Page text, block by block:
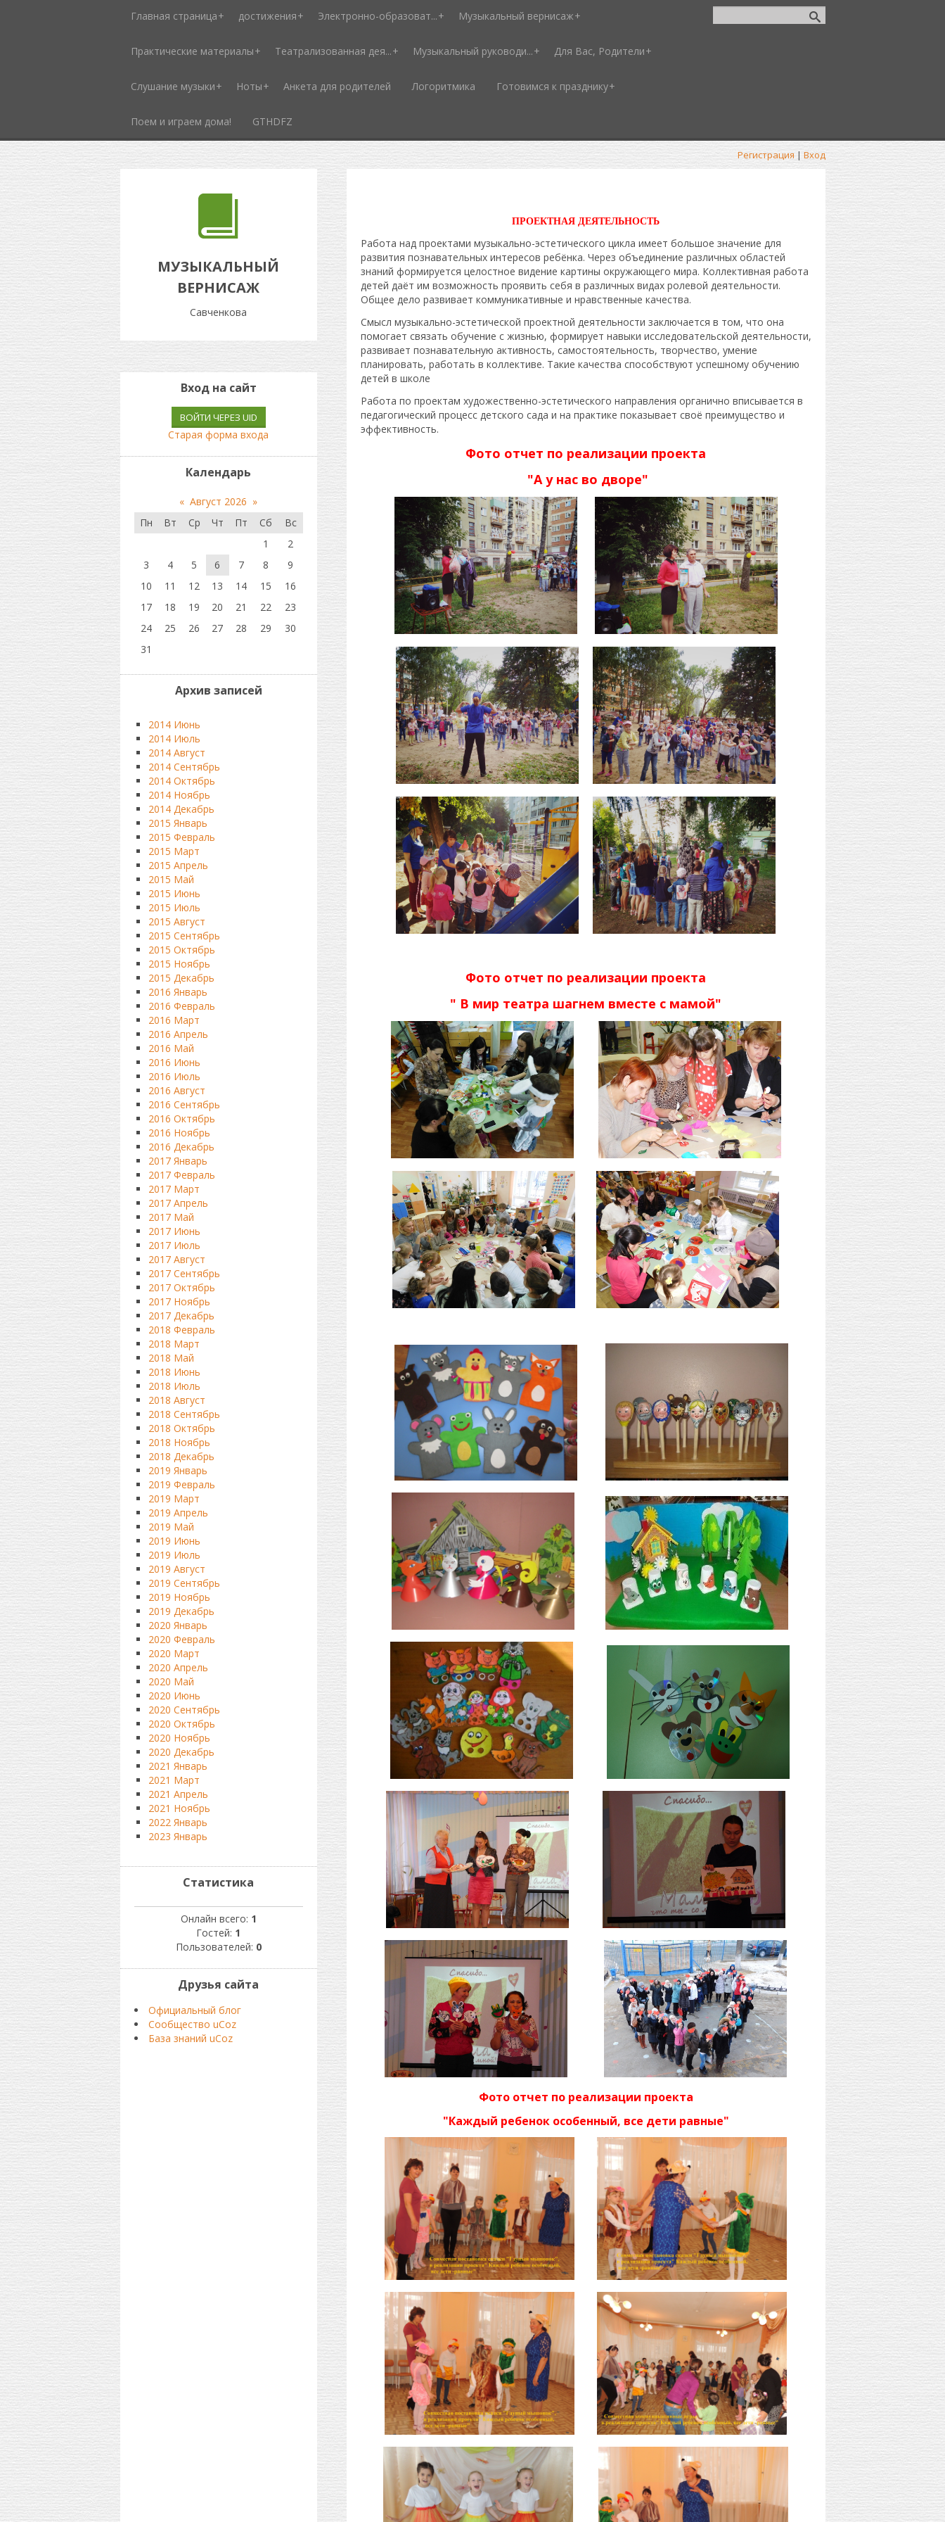
Главная страница достижения Электронно-образоват... Музыкальный вернисаж
Практические материалы Театрализованная дея... Музыкальный руководи... Для Вас, Родители
Слушание музыки Ноты Анкета для родителей Логоритмика Готовимся к празднику
Поем и играем дома! GTHDFZ
Регистрация | Вход
МУЗЫКАЛЬНЫЙ
ВЕРНИСАЖ
Савченкова
ПРОЕКТНАЯ ДЕЯТЕЛЬНОСТЬ
Работа над проектами музыкально-эстетического цикла имеет большое значение для
развития познавательных интересов ребёнка. Через объединение различных областей
знаний формируется целостное видение картины окружающего мира. Коллективная работа
детей даёт им возможность проявить себя в различных видах ролевой деятельности.
Общее дело развивает коммуникативные и нравственные качества.
Смысл музыкально-эстетической проектной деятельности заключается в том, что она
помогает связать обучение с жизнью, формирует навыки исследовательской деятельности,
развивает познавательную активность, самостоятельность, творчество, умение
планировать, работать в коллективе. Такие качества способствуют успешному обучению
детей в школе
Работа по проектам художественно-эстетического направления органично вписывается в
педагогический процесс детского сада и на практике показывает своё преимущество и
эффективность.
Фото отчет по реализации проекта
"А у нас во дворе"
Фото отчет по реализации проекта
" В мир театра шагнем вместе с мамой"
Фото отчет по реализации проекта
"Каждый ребенок особенный, все дети равные"
Вход на сайт
ВОЙТИ ЧЕРЕЗ UID
Старая форма входа
Календарь
« Август 2026 »
Пн
Вт Ср Чт Пт Сб
Вс
1
2
3
4 5 6 7 8
9
10
11 12 13 14 15
16
17
18 19 20 21 22
23
24
25 26 27 28 29
30
31
Архив записей
2014 Июнь
2014 Июль
2014 Август
2014 Сентябрь
2014 Октябрь
2014 Ноябрь
2014 Декабрь
2015 Январь
2015 Февраль
2015 Март
2015 Апрель
2015 Май
2015 Июнь
2015 Июль
2015 Август
2015 Сентябрь
2015 Октябрь
2015 Ноябрь
2015 Декабрь
2016 Январь
2016 Февраль
2016 Март
2016 Апрель
2016 Май
2016 Июнь
2016 Июль
2016 Август
2016 Сентябрь
2016 Октябрь
2016 Ноябрь
2016 Декабрь
2017 Январь
2017 Февраль
2017 Март
2017 Апрель
2017 Май
2017 Июнь
2017 Июль
2017 Август
2017 Сентябрь
2017 Октябрь
2017 Ноябрь
2017 Декабрь
2018 Февраль
2018 Март
2018 Май
2018 Июнь
2018 Июль
2018 Август
2018 Сентябрь
2018 Октябрь
2018 Ноябрь
2018 Декабрь
2019 Январь
2019 Февраль
2019 Март
2019 Апрель
2019 Май
2019 Июнь
2019 Июль
2019 Август
2019 Сентябрь
2019 Ноябрь
2019 Декабрь
2020 Январь
2020 Февраль
2020 Март
2020 Апрель
2020 Май
2020 Июнь
2020 Сентябрь
2020 Октябрь
2020 Ноябрь
2020 Декабрь
2021 Январь
2021 Март
2021 Апрель
2021 Ноябрь
2022 Январь
2023 Январь
Статистика
Онлайн всего: 1
Гостей: 1
Пользователей: 0
Друзья сайта
Официальный блог
Сообщество uCoz
База знаний uCoz